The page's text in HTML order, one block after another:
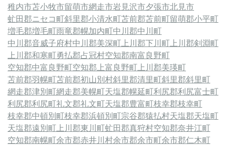
稚内市苫小牧市留萌市網走市岩見沢市夕張市北見市
虻田郡ニセコ町斜里郡小清水町苫前郡苫前町留萌郡小平町
増毛郡増毛町雨竜郡幌加内町中川郡中川町
中川郡音威子府村中川郡美深町 上川郡下川町 上川郡剣淵町
上川郡和寒町勇払郡占冠村空知郡南富良野町
空知郡中富良野町空知郡上富良野町 上川郡美瑛町
苫前郡羽幌町苫前郡初山別村斜里郡清里町斜里郡斜里町
網走郡津別町網走郡美幌町天塩郡幌延町利尻郡利尻富士町
利尻郡利尻町礼文郡礼文町天塩郡豊富町枝幸郡枝幸町
枝幸郡中頓別町枝幸郡浜頓別町宗谷郡猿払村天塩郡天塩町
天塩郡遠別町 上川郡東川町虻田郡真狩村空知郡奈井江町
空知郡南幌町余市郡赤井川村余市郡余市町余市郡仁木町